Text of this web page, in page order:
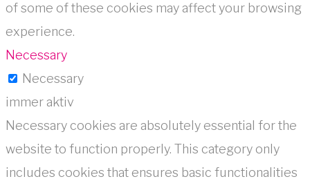
of some of these cookies may affect your browsing
experience.
Necessary
Necessary
immer aktiv
Necessary cookies are absolutely essential for the
website to function properly. This category only
includes cookies that ensures basic functionalities